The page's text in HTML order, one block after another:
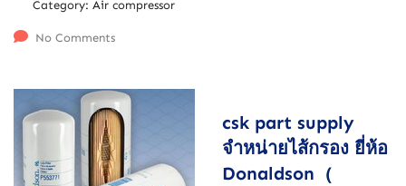
Category: Air compressor
No Comments
csk part supply
จำหน่ายไส้กรอง ยี่ห้อ
Donaldson (